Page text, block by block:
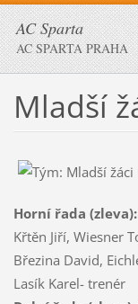
AC Sparta
AC SPARTA PRAHA
Mladší
Horní řada (zleva):
Křtěn Jiří, Wiesner
Březina David,
Lasík Karel- trenér